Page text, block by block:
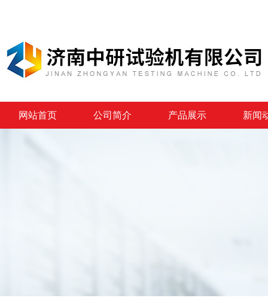
网站首页 公司简介 产品展示 新闻